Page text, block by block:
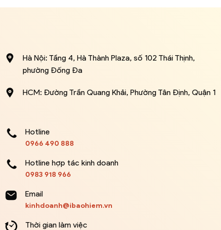
Hà Nội: Tầng 4, Hà Thành Plaza, số 102 Thái Thịnh,
phường Đống Đa
HCM: Đường Trần Quang Khải, Phường Tân Định, Quận 1
Hotline
0966 490 888
Hotline hợp tác kinh doanh
0983 918 966
Email
kinhdoanh@ibaohiem.vn
Thời gian làm việc